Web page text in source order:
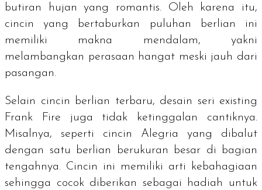
butiran hujan yang romantis. Oleh karena itu,
cincin yang bertaburkan puluhan berlian ini
memiliki makna mendalam, yakni
melambangkan perasaan hangat meski jauh dari
pasangan.
Selain cincin berlian terbaru, desain seri existing
Frank Fire juga tidak ketinggalan cantiknya.
Misalnya, seperti cincin Alegria yang dibalut
dengan satu berlian berukuran besar di bagian
tengahnya. Cincin ini memiliki arti kebahagiaan
sehingga cocok diberikan sebagai hadiah untuk